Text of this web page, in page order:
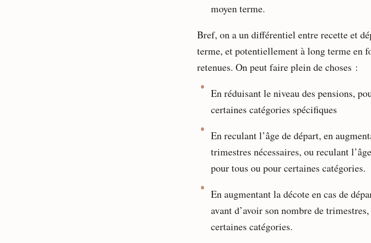
moyen terme.
Bref, on a un différentiel entre recette et
terme, et potentiellement à long terme en
retenues. On peut faire plein de choses :
En réduisant le niveau des pensions,
certaines catégories spécifiques
En reculant l’âge de départ, en
trimestres nécessaires, ou reculant
pour tous ou pour certaines catégories.
En augmentant la décote en cas de
avant d’avoir son nombre de
certaines catégories.